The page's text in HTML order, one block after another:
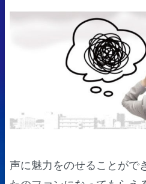
声に魅力をのせることがで